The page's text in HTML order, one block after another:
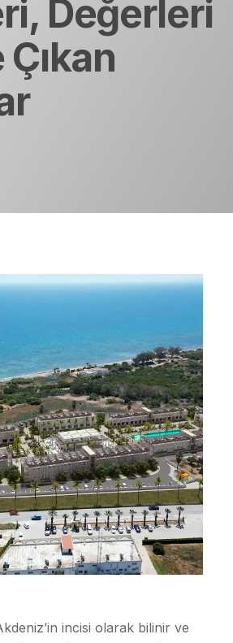
Değerleri
incisi olarak bilinir ve